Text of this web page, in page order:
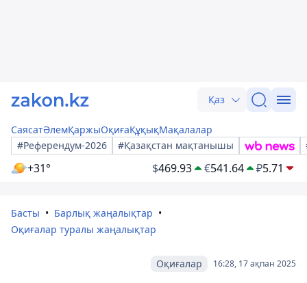
Қаз
СаясатӘлемҚаржыОқиғаҚұқықМақалалар
#Референдум-2026
#Қазақстан мақтанышы
+31° $469.93 €541.64 ₽5.71
Басты
Барлық жаңалықтар
Оқиғалар туралы жаңалықтар
16:28, 17 ақпан 2025
Оқиғалар